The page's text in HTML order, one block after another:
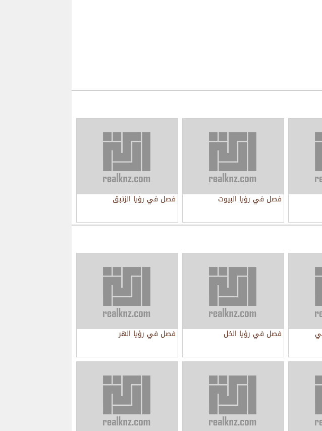
فصل في رؤيا البيوت فصل في رؤيا الزئبق
فصل في رؤيا الخل فصل في رؤيا الهر